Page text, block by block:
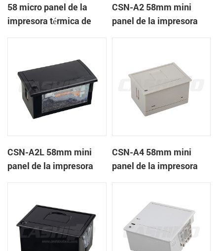
58 micro panel de la
impresora térmica de
CSN-A2 58mm mini
panel de la impresora
CSN-A2L 58mm mini
panel de la impresora
CSN-A4 58mm mini
panel de la impresora